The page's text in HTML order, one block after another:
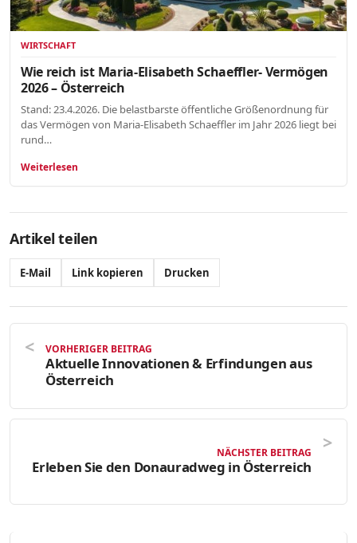
WIRTSCHAFT
Wie reich ist Maria-Elisabeth Schaeffler- Vermögen
2026 – Österreich
Stand: 23.4.2026. Die belastbarste öffentliche Größenordnung für
das Vermögen von Maria-Elisabeth Schaeffler im Jahr 2026 liegt bei
rund…
Weiterlesen
Artikel teilen
E-Mail Link kopieren Drucken
VORHERIGER BEITRAG
Aktuelle Innovationen & Erfindungen aus
Österreich
NÄCHSTER BEITRAG
Erleben Sie den Donauradweg in Österreich